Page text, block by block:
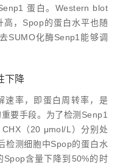
蛋白。Western blot
高，Spop的蛋白水平也随
SUMO化酶Senp1能够调
下降
速率，即蛋白周转率，是
要手段。为了检测Senp1
（20 μmol/L）分别处
检测细胞中Spop的蛋白水
Spop含量下降到50%的时